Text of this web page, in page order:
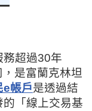
務超過30年
是富蘭克林坦
e帳戶是透過結
「線上交易基